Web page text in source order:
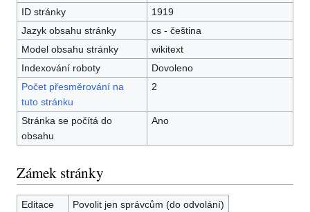
ID stránky
1919
Jazyk obsahu stránky
cs - čeština
Model obsahu stránky
wikitext
Indexování roboty
Dovoleno
Počet přesměrování na
tuto stránku
2
Stránka se počítá do
obsahu
Ano
Zámek stránky
Editace
Povolit jen správcům (do odvolání)